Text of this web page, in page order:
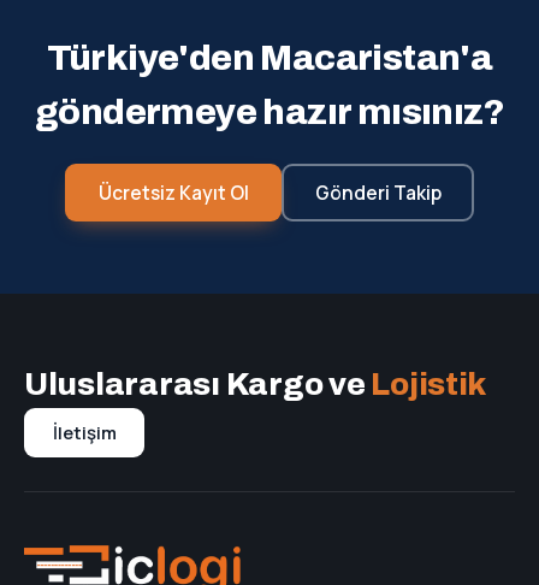
Türkiye'den Macaristan'a
göndermeye hazır mısınız?
Ücretsiz Kayıt Ol Gönderi Takip
Uluslararası Kargo ve Lojistik
İletişim